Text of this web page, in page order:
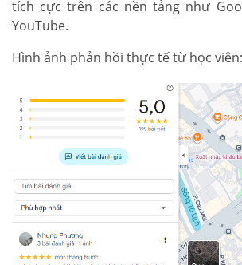
tích cực trên các nền tảng như
YouTube.
Hình ảnh phản hồi thực tế từ học viên: